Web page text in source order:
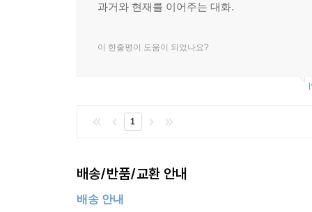
과거와 현재를 이어주는 대화.
이 한줄평이 도움이 되었나요?
1
배송/반품/교환 안내
배송 안내